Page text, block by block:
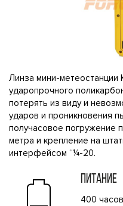
Линза мини-метеостанции
ударопрочного
потерять из виду и
ударов и проникновения
получасовое погружение
метра и крепление на
интерфейсом “¼-20.
ПИТАНИЕ
400